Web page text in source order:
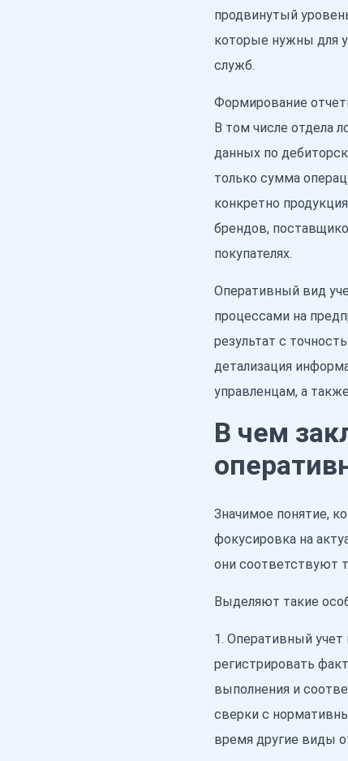
продвинутый
которые нужны для
служб.
Формирование
В том числе отдела
данных по
только сумма
конкретно
брендов,
покупателях.
Оперативный вид
процессами на
результат с
детализация
управленцам, а
В чем
Значимое понятие,
фокусировка на
они соответствуют
Выделяют такие
1. Оперативный учет
регистрировать
выполнения и
сверки с
время другие виды